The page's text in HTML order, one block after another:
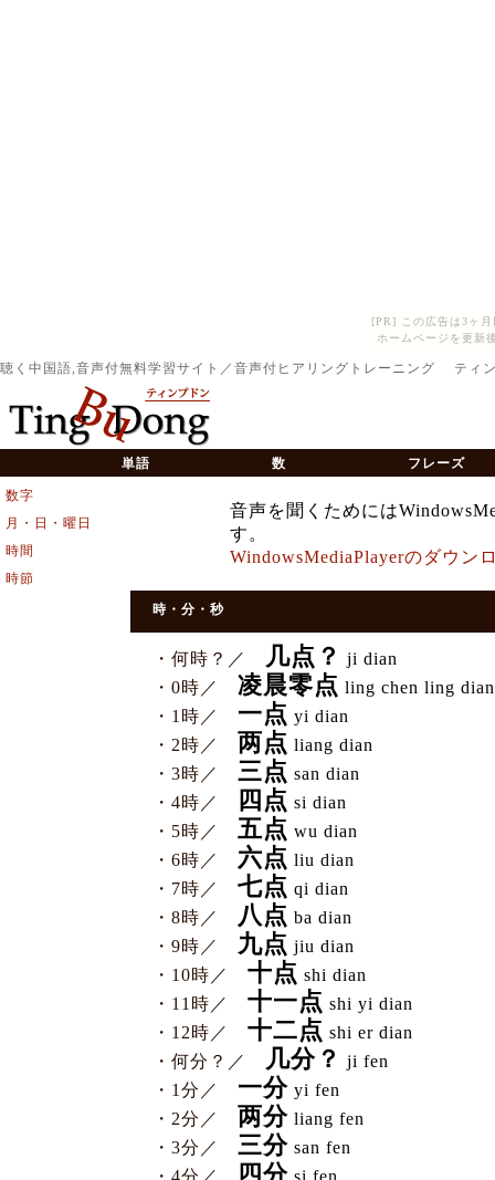
[PR] この広告は3ヶ
ホームページを更新
聴く中国語,音声付無料学習サイト／音声付ヒアリングトレーニング ティ
単語 数 フレーズ
数字
月・日・曜日
時間
時節
音声を聞くためには
す。
WindowsMediaPlayerのダウン
時・分・秒
・何時？／ 几点？ ji dian
・0時／
凌晨零点 ling chen ling dian
・1時／
一点 yi dian
・2時／
两点 liang dian
・3時／
三点 san dian
・4時／
四点 si dian
・5時／
五点 wu dian
・6時／
六点 liu dian
・7時／
七点 qi dian
・8時／
八点 ba dian
・9時／
九点 jiu dian
・10時／
十点 shi dian
・11時／
十一点 shi yi dian
・12時／
十二点 shi er dian
・何分？／
几分？ ji fen
・1分／
一分 yi fen
・2分／
两分 liang fen
・3分／
三分 san fen
四分